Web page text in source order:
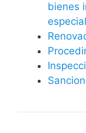
bienes